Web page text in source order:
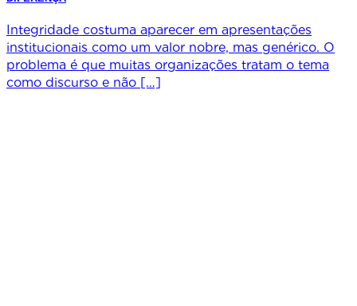
Integridade costuma aparecer em apresentações
institucionais como um valor nobre, mas genérico. O
problema é que muitas organizações tratam o tema
como discurso e não […]